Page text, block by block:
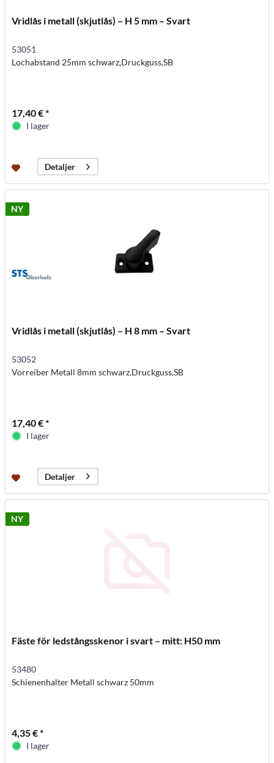
Vridlås i metall (skjutlås) – H 5 mm – Svart
53051
Lochabstand 25mm schwarz,Druckguss,SB
17,40 € *
I lager
Detaljer
NY
Vridlås i metall (skjutlås) – H 8 mm – Svart
53052
Vorreiber Metall 8mm schwarz,Druckguss,SB
17,40 € *
I lager
Detaljer
NY
Fäste för ledstångsskenor i svart – mitt: H50 mm
53480
Schienenhalter Metall schwarz 50mm
4,35 € *
I lager